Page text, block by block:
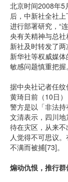
北京时间2008年5
后，中新社全社
进行部署研究，“
央有关精神与总社
新社及时转发了两
新华社等权威媒体
敏感问题慎重把握
据中央社记者任
黄琦日前（10日
警方是以「非法
文清表示，四川
待在灾区，从来
人觉得不可思议
不满而被捕[73]。
煽动仇恨，推行